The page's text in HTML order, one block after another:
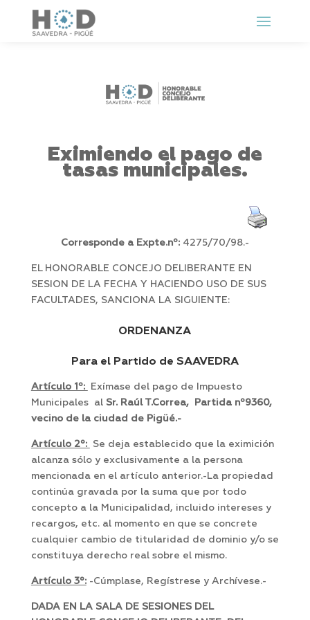
Eximiendo el pago de
tasas municipales.
Corresponde a Expte.nº: 4275/70/98.-
EL HONORABLE CONCEJO DELIBERANTE EN
SESION DE LA FECHA Y HACIENDO USO DE SUS
FACULTADES, SANCIONA LA SIGUIENTE:
ORDENANZA
Para el Partido de SAAVEDRA
Artículo 1º:
Exímase del pago de Impuesto
Municipales al Sr. Raúl T.Correa, Partida nº9360,
vecino de la ciudad de Pigüé.-
Artículo 2º:
Se deja establecido que la eximición
alcanza sólo y exclusivamente a la persona
mencionada en el artículo anterior.-La propiedad
continúa gravada por la suma que por todo
concepto a la Municipalidad, incluido intereses y
recargos, etc. al momento en que se concrete
cualquier cambio de titularidad de dominio y/o se
constituya derecho real sobre el mismo.
Artículo 3º:-Cúmplase, Regístrese y Archívese.-
DADA EN LA SALA DE SESIONES DEL